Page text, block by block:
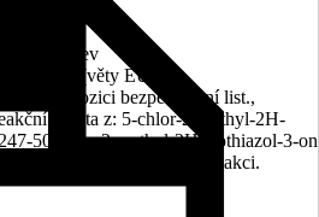
barev
(věty EUH)
je k dispozici bezpečnostní list.,
hmota z: 5-chlor-2-methyl-2H-
500-7] a 2-methyl-2H-isothiazol-3-on
Může vyvolat alergickou reakci.